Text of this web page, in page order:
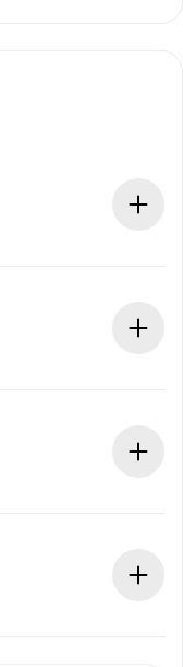
por adelantado.
cargo y te